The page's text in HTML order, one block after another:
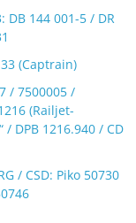
DB 144 001-5 / DR
(Captrain)
/ 7500005 /
(Railjet-
DPB 1216.940 / CD
/ CSD: Piko 50730